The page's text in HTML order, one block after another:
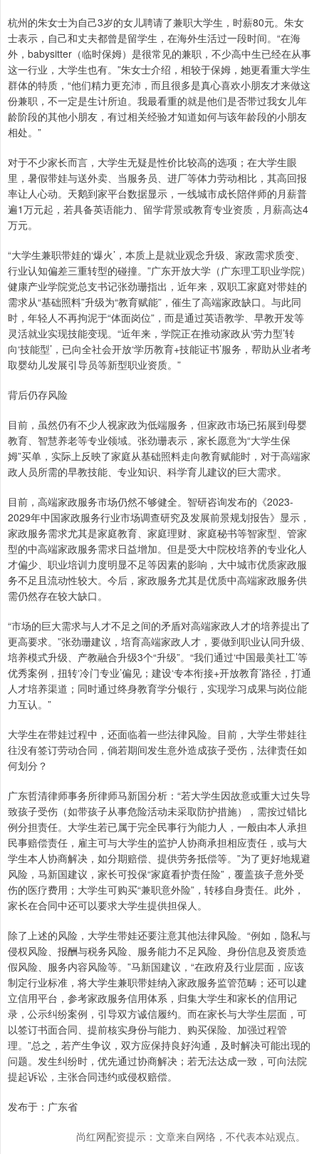
杭州的朱女士为自己3岁的女儿聘请了兼职大学生，时薪80元。朱女
士表示，自己和丈夫都曾是留学生，在海外生活过一段时间。“在海
外，babysitter（临时保姆）是很常见的兼职，不少高中生已经在从事
这一行业，大学生也有。”朱女士介绍，相较于保姆，她更看重大学生
群体的特质，“他们精力更充沛，而且很多是真心喜欢小朋友才来做这
份兼职，不一定是生计所迫。我最看重的就是他们是否带过我女儿年
龄阶段的其他小朋友，有过相关经验才知道如何与该年龄段的小朋友
相处。”
对于不少家长而言，大学生无疑是性价比较高的选项；在大学生眼
里，暑假带娃与送外卖、当服务员、进厂等体力劳动相比，其高回报
率让人心动。天鹅到家平台数据显示，一线城市成长陪伴师的月薪普
遍1万元起，若具备英语能力、留学背景或教育专业资质，月薪高达4
万元。
“大学生兼职带娃的‘爆火’，本质上是就业观念升级、家政需求质变、
行业认知偏差三重转型的碰撞。”广东开放大学（广东理工职业学院）
健康产业学院党总支书记张劲珊指出，近年来，双职工家庭对带娃的
需求从“基础照料”升级为“教育赋能”，催生了高端家政缺口。与此同
时，年轻人不再拘泥于“体面岗位”，而是通过英语教学、早教开发等
灵活就业实现技能变现。“近年来，学院正在推动家政从‘劳力型’转
向‘技能型’，已向全社会开放‘学历教育+技能证书’服务，帮助从业者考
取婴幼儿发展引导员等新型职业资质。”
背后仍存风险
目前，虽然仍有不少人视家政为低端服务，但家政市场已拓展到母婴
教育、智慧养老等专业领域。张劲珊表示，家长愿意为“大学生保
姆”买单，实际上反映了家庭从基础照料走向教育赋能时，对于高端家
政人员所需的早教技能、专业知识、科学育儿建议的巨大需求。
目前，高端家政服务市场仍然不够健全。智研咨询发布的《2023-
2029年中国家政服务行业市场调查研究及发展前景规划报告》显示，
家政服务需求尤其是家庭教育、家庭理财、家庭秘书等智家型、管家
型的中高端家政服务需求日益增加。但是受大中院校培养的专业化人
才偏少、职业培训力度明显不足等因素的影响，大中城市优质家政服
务不足且流动性较大。今后，家政服务尤其是优质中高端家政服务供
需仍然存在较大缺口。
“市场的巨大需求与人才不足之间的矛盾对高端家政人才的培养提出了
更高要求。”张劲珊建议，培育高端家政人才，要做到职业认同升级、
培养模式升级、产教融合升级3个“升级”。“我们通过‘中国最美社工’等
优秀案例，扭转‘冷门专业’偏见；建设‘专本衔接+开放教育’路径，打通
人才培养渠道；同时通过终身教育学分银行，实现学习成果与岗位能
力互认。”
大学生在带娃过程中，还面临着一些法律风险。目前，大学生带娃往
往没有签订劳动合同，倘若期间发生意外造成孩子受伤，法律责任如
何划分？
广东哲清律师事务所律师马新国分析：“若大学生因故意或重大过失导
致孩子受伤（如带孩子从事危险活动未采取防护措施），需按过错比
例分担责任。大学生若已属于完全民事行为能力人，一般由本人承担
民事赔偿责任，雇主可与大学生的监护人协商承担相应责任，或与大
学生本人协商解决，如分期赔偿、提供劳务抵偿等。”为了更好地规避
风险，马新国建议，家长可投保“家庭看护责任险”，覆盖孩子意外受
伤的医疗费用；大学生可购买“兼职意外险”，转移自身责任。此外，
家长在合同中还可以要求大学生提供担保人。
除了上述的风险，大学生带娃还要注意其他法律风险。“例如，隐私与
侵权风险、报酬与税务风险、服务能力不足风险、身份信息及资质造
假风险、服务内容风险等。”马新国建议，“在政府及行业层面，应该
制定行业标准，将大学生兼职带娃纳入家政服务监管范畴；还可以建
立信用平台，参考家政服务信用体系，归集大学生和家长的信用记
录，公示纠纷案例，引导双方诚信履约。而在家长与大学生层面，可
以签订书面合同、提前核实身份与能力、购买保险、加强过程管
理。”总之，若产生争议，双方应保持良好沟通，及时解决可能出现的
问题。发生纠纷时，优先通过协商解决；若无法达成一致，可向法院
提起诉讼，主张合同违约或侵权赔偿。
发布于：广东省
尚红网配资提示：文章来自网络，不代表本站观点。